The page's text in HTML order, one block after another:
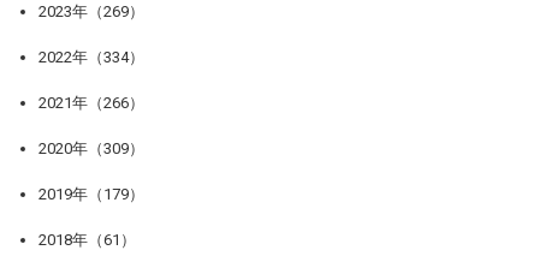
2023年（269）
2022年（334）
2021年（266）
2020年（309）
2019年（179）
2018年（61）